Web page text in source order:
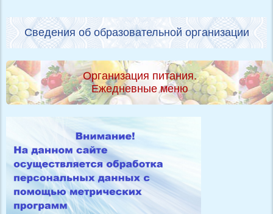
Сведения об образовательной организации
Организация питания.
Ежедневные меню